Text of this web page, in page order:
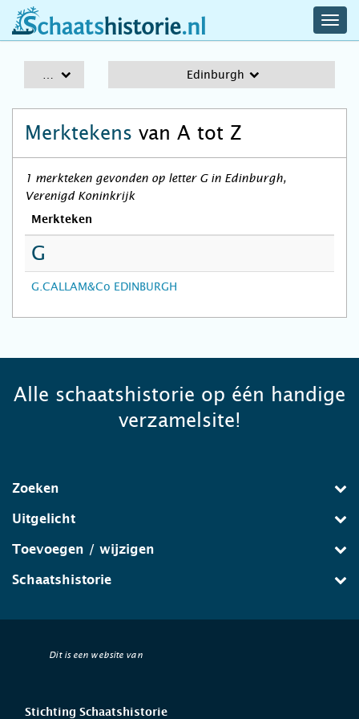
schaatshistorie.nl
Edinburgh
Merktekens van A tot Z
1 merkteken gevonden op letter G in Edinburgh,
Verenigd Koninkrijk
Merkteken
G
G.CALLAM&Co EDINBURGH
Alle schaatshistorie op één handige
verzamelsite!
Zoeken
Uitgelicht
Toevoegen / wijzigen
Schaatshistorie
Dit is een website van
Stichting Schaatshistorie